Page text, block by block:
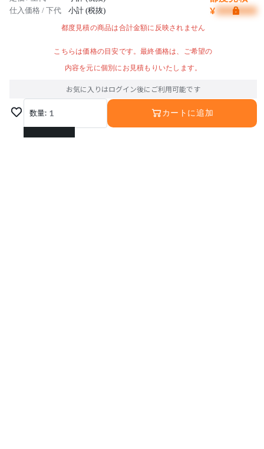
仕入価格 / 下代 小計 (税抜) ¥
都度見積の商品は合計金額に反映されません
こちらは価格の目安です。最終価格は、ご希望の
内容を元に個別にお見積もりいたします。
お気に入りはログイン後にご利用可能です
数量: 1
1
カートに追加